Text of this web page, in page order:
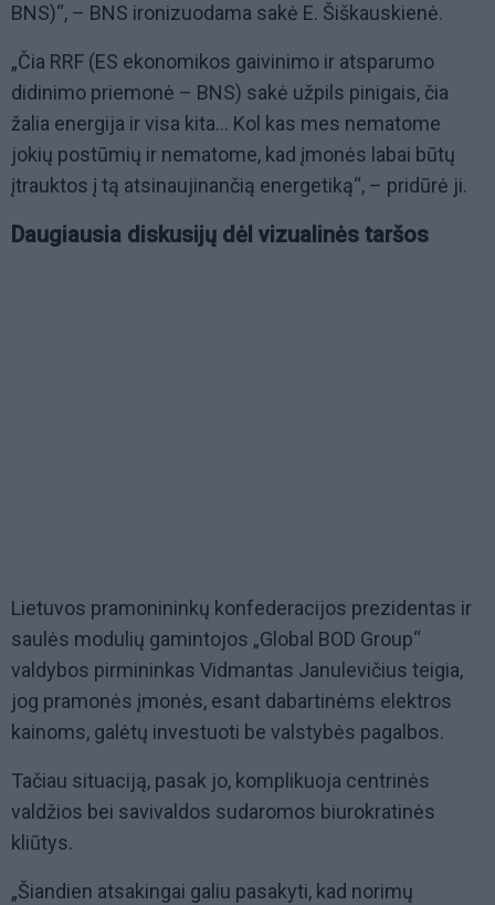
BNS)“, – BNS ironizuodama sakė E. Šiškauskienė.
„Čia RRF (ES ekonomikos gaivinimo ir atsparumo
didinimo priemonė – BNS) sakė užpils pinigais, čia
žalia energija ir visa kita... Kol kas mes nematome
jokių postūmių ir nematome, kad įmonės labai būtų
įtrauktos į tą atsinaujinančią energetiką“, – pridūrė ji.
Daugiausia diskusijų dėl vizualinės taršos
Lietuvos pramonininkų konfederacijos prezidentas ir
saulės modulių gamintojos „Global BOD Group“
valdybos pirmininkas Vidmantas Janulevičius teigia,
jog pramonės įmonės, esant dabartinėms elektros
kainoms, galėtų investuoti be valstybės pagalbos.
Tačiau situaciją, pasak jo, komplikuoja centrinės
valdžios bei savivaldos sudaromos biurokratinės
kliūtys.
„Šiandien atsakingai galiu pasakyti, kad norimų